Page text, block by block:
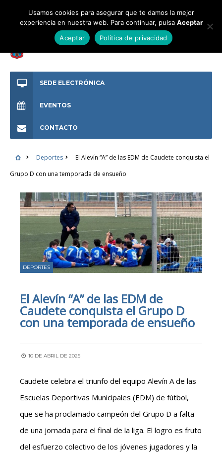
SEDE ELECTRÓNICA
EVENTOS
CONTACTO
Deportes
El Alevín “A” de las EDM de Caudete conquista el
Grupo D con una temporada de ensueño
DEPORTES
El Alevín “A” de las EDM de
Caudete conquista el Grupo D
con una temporada de ensueño
10 DE ABRIL DE 2025
Caudete celebra el triunfo del equipo Alevín A de las
Escuelas Deportivas Municipales (EDM) de fútbol,
que se ha proclamado campeón del Grupo D a falta
de una jornada para el final de la liga. El logro es fruto
del esfuerzo colectivo de los jóvenes jugadores y la
Usamos cookies para asegurar que te damos la mejor
experiencia en nuestra web. Para continuar, pulsa Aceptar
Aceptar
Política de privacidad